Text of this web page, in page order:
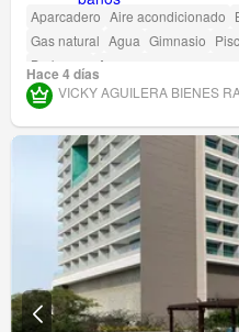
Aparcadero Aire acondicionado
Gas natural Agua Gimnasio
Barbecue
Acceso para personas
Hace 4 días
VICKY AGUILERA BIENES